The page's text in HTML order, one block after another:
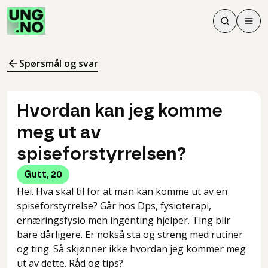
Søk
Søk
Meny
Spørsmål og svar
Hvordan kan jeg komme
meg ut av
spiseforstyrrelsen?
Gutt, 20
Hei. Hva skal til for at man kan komme ut av en
spiseforstyrrelse? Går hos Dps, fysioterapi,
ernæringsfysio men ingenting hjelper. Ting blir
bare dårligere. Er nokså sta og streng med rutiner
og ting. Så skjønner ikke hvordan jeg kommer meg
ut av dette. Råd og tips?